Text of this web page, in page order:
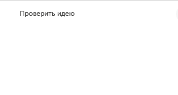
Проверить идею